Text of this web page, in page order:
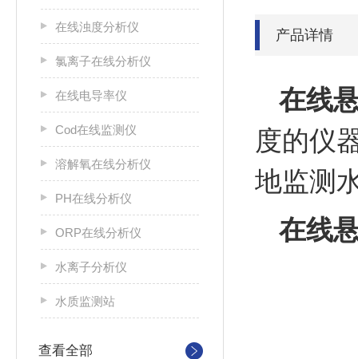
在线浊度分析仪
氯离子在线分析仪
在线电导率仪
Cod在线监测仪
溶解氧在线分析仪
PH在线分析仪
ORP在线分析仪
水离子分析仪
水质监测站
查看全部
产品详情
在线
度的仪
地监测
在线